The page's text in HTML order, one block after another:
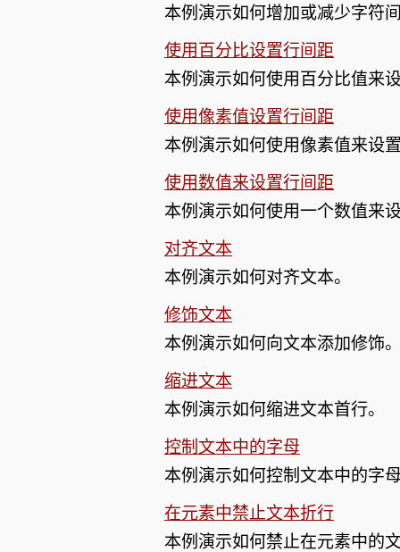
本例演示如何增加或减少字符
使用百分比设置行间距
本例演示如何使用百分比值来
使用像素值设置行间距
本例演示如何使用像素值来设
使用数值来设置行间距
本例演示如何使用一个数值来
对齐文本
本例演示如何对齐文本。
修饰文本
本例演示如何向文本添加修饰
缩进文本
本例演示如何缩进文本首行。
控制文本中的字母
本例演示如何控制文本中的字
在元素中禁止文本折行
本例演示如何禁止在元素中的